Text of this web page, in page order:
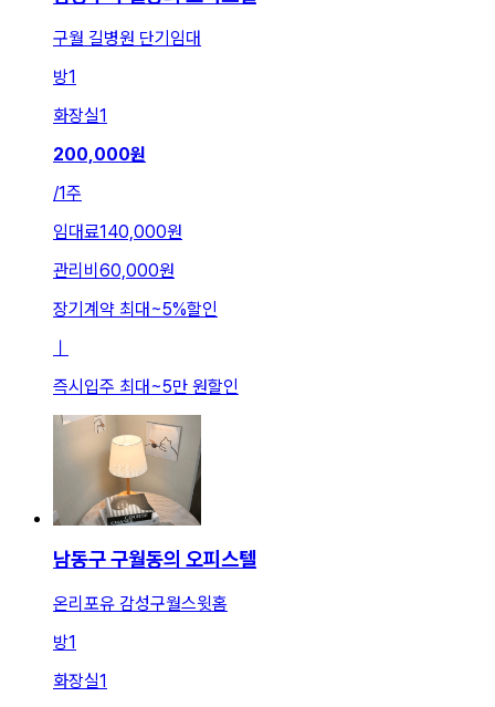
구월 길병원 단기임대
방1
화장실1
200,000원
/1주
임대료140,000원
관리비 60,000원
장기계약 최대 ~5%할인
즉시입주 최대 ~5만 원할인
남동구 구월동의 오피스텔
온리포유 감성구월스윗홈
방1
화장실1